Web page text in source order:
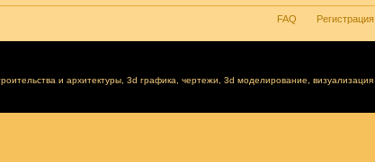
FAQ Регистрация
и архитектуры, 3d графика, чертежи, 3d моделирование, визуализация